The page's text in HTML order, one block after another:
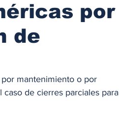
por
de
mantenimiento o por
caso de cierres parciales para